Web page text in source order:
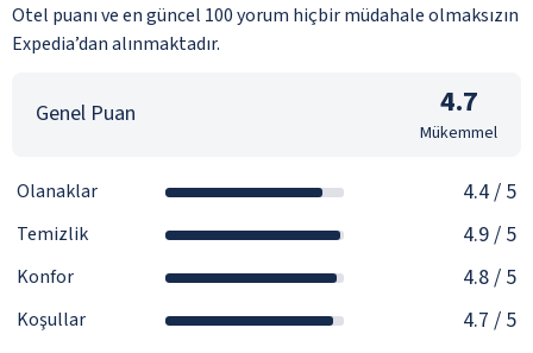
Otel puanı ve en güncel 100 yorum hiçbir müdahale olmaksızın
Expedia’dan alınmaktadır.
Genel Puan 4.7
Mükemmel
Olanaklar 4.4/ 5
Temizlik 4.9/ 5
Konfor 4.8/ 5
Koşullar 4.7 / 5